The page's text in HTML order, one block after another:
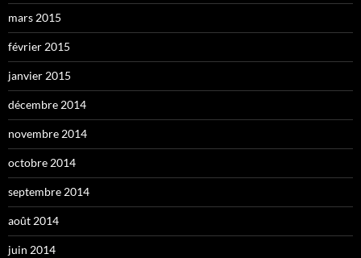
mars 2015
février 2015
janvier 2015
décembre 2014
novembre 2014
octobre 2014
septembre 2014
août 2014
juin 2014